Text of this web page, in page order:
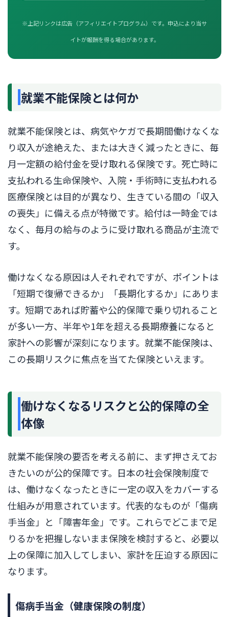
※上記リンクは広告（アフィリエイトプログラム）です。申込により当サ
イトが報酬を得る場合があります。
就業不能保険とは何か
就業不能保険とは、病気やケガで長期間働けなくな
り収入が途絶えた、または大きく減ったときに、毎
月一定額の給付金を受け取れる保険です。死亡時に
支払われる生命保険や、入院・手術時に支払われる
医療保険とは目的が異なり、生きている間の「収入
の喪失」に備える点が特徴です。給付は一時金では
なく、毎月の給与のように受け取れる商品が主流で
す。
働けなくなる原因は人それぞれですが、ポイントは
「短期で復帰できるか」「長期化するか」にありま
す。短期であれば貯蓄や公的保障で乗り切れること
が多い一方、半年や1年を超える長期療養になると
家計への影響が深刻になります。就業不能保険は、
この長期リスクに焦点を当てた保険といえます。
働けなくなるリスクと公的保障の全
体像
就業不能保険の要否を考える前に、まず押さえてお
きたいのが公的保障です。日本の社会保険制度で
は、働けなくなったときに一定の収入をカバーする
仕組みが用意されています。代表的なものが「傷病
手当金」と「障害年金」です。これらでどこまで足
りるかを把握しないまま保険を検討すると、必要以
上の保障に加入してしまい、家計を圧迫する原因に
なります。
傷病手当金（健康保険の制度）